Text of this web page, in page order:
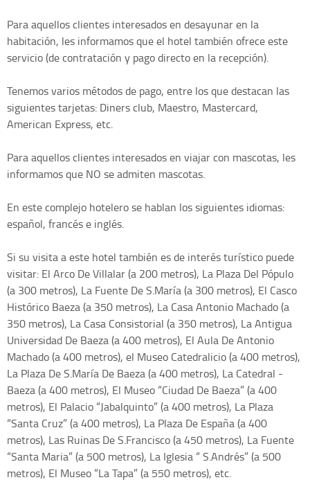
Para aquellos clientes interesados en desayunar en la
habitación, les informamos que el hotel también ofrece este
servicio (de contratación y pago directo en la recepción).
Tenemos varios métodos de pago, entre los que destacan las
siguientes tarjetas: Diners club, Maestro, Mastercard,
American Express, etc.
Para aquellos clientes interesados en viajar con mascotas, les
informamos que NO se admiten mascotas.
En este complejo hotelero se hablan los siguientes idiomas:
español, francés e inglés.
Si su visita a este hotel también es de interés turístico puede
visitar: El Arco De Villalar (a 200 metros), La Plaza Del Pópulo
(a 300 metros), La Fuente De S.María (a 300 metros), El Casco
Histórico Baeza (a 350 metros), La Casa Antonio Machado (a
350 metros), La Casa Consistorial (a 350 metros), La Antigua
Universidad De Baeza (a 400 metros), El Aula De Antonio
Machado (a 400 metros), el Museo Catedralicio (a 400 metros),
La Plaza De S.María De Baeza (a 400 metros), La Catedral -
Baeza (a 400 metros), El Museo “Ciudad De Baeza” (a 400
metros), El Palacio “Jabalquinto” (a 400 metros), La Plaza
“Santa Cruz” (a 400 metros), La Plaza De España (a 400
metros), Las Ruinas De S.Francisco (a 450 metros), La Fuente
“Santa Maria” (a 500 metros), La Iglesia “ S.Andrés” (a 500
metros), El Museo “La Tapa” (a 550 metros), etc.